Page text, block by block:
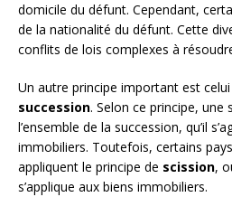
domicile du défunt. Cependant,
de la nationalité du défunt. Cette
conflits de lois complexes à
Un autre principe important est celui
succession. Selon ce principe, une
l’ensemble de la succession, qu’il
immobiliers. Toutefois, certains
appliquent le principe de scission,
s’applique aux biens immobiliers.